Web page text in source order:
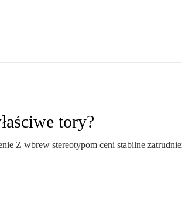
tory?
Z wbrew stereotypom ceni stabilne